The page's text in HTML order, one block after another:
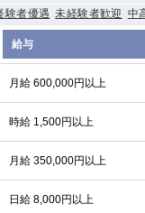
験者優遇 未経験者歓迎 中
給与
月給 600,000円以上
時給 1,500円以上
月給 350,000円以上
日給 8,000円以上
幡ヶ谷
溝の口
武蔵小杉
馬車道・
町
武蔵新城
ラーザ
大船